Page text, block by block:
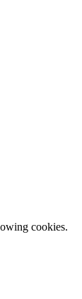
cookies.